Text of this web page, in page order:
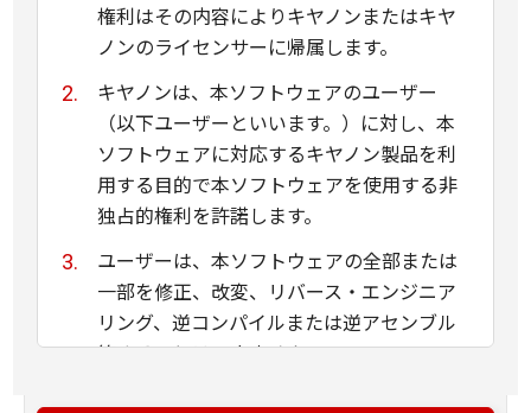
権利はその内容によりキヤノンまたはキヤ
ノンのライセンサーに帰属します。
キヤノンは、本ソフトウェアのユーザー
（以下ユーザーといいます。）に対し、本
ソフトウェアに対応するキヤノン製品を利
用する目的で本ソフトウェアを使用する非
独占的権利を許諾します。
ユーザーは、本ソフトウェアの全部または
一部を修正、改変、リバース・エンジニア
リング、逆コンパイルまたは逆アセンブル
等することはできません。